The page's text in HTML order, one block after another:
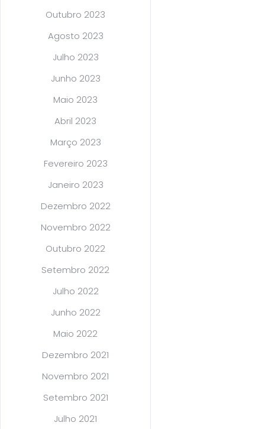
Outubro 2023
Agosto 2023
Julho 2023
Junho 2023
Maio 2023
Abril 2023
Março 2023
Fevereiro 2023
Janeiro 2023
Dezembro 2022
Novembro 2022
Outubro 2022
Setembro 2022
Julho 2022
Junho 2022
Maio 2022
Dezembro 2021
Novembro 2021
Setembro 2021
Julho 2021